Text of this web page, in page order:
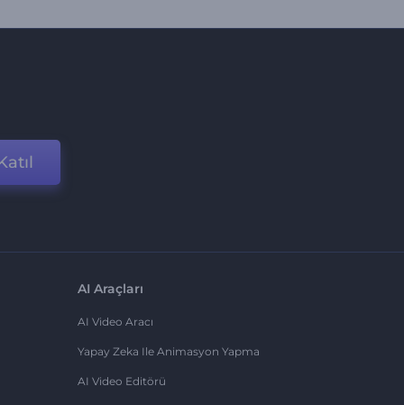
AI Araçları
AI Video Aracı
Yapay Zeka Ile Animasyon Yapma
AI Video Editörü